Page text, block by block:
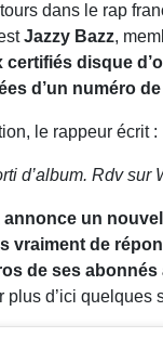
dans le rap
Jazzy Bazz,
certifiés disque
d’un numéro
le rappeur écrit :
d’album. Rdv sur
annonce un
vraiment de
de ses
plus d’ici